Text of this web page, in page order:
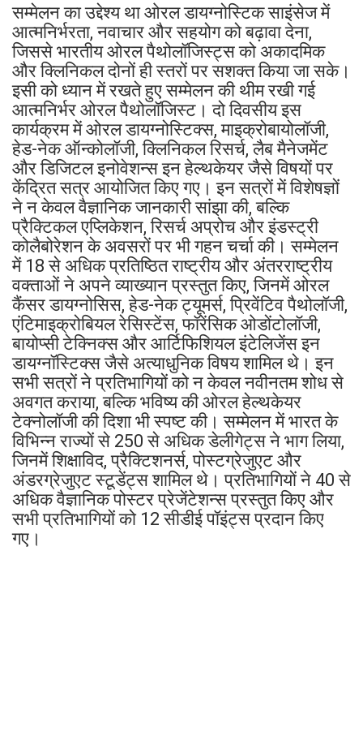
सम्मेलन का उद्देश्य था ओरल डायग्नोस्टिक साइंसेज में
आत्मनिर्भरता, नवाचार और सहयोग को बढ़ावा देना,
जिससे भारतीय ओरल पैथोलॉजिस्ट्स को अकादमिक
और क्लिनिकल दोनों ही स्तरों पर सशक्त किया जा सके।
इसी को ध्यान में रखते हुए सम्मेलन की थीम रखी गई
आत्मनिर्भर ओरल पैथोलॉजिस्ट। दो दिवसीय इस
कार्यक्रम में ओरल डायग्नोस्टिक्स, माइक्रोबायोलॉजी,
हेड-नेक ऑन्कोलॉजी, क्लिनिकल रिसर्च, लैब मैनेजमेंट
और डिजिटल इनोवेशन्स इन हेल्थकेयर जैसे विषयों पर
केंद्रित सत्र आयोजित किए गए। इन सत्रों में विशेषज्ञों
ने न केवल वैज्ञानिक जानकारी सांझा की, बल्कि
प्रैक्टिकल एप्लिकेशन, रिसर्च अप्रोच और इंडस्ट्री
कोलैबोरेशन के अवसरों पर भी गहन चर्चा की। सम्मेलन
में 18 से अधिक प्रतिष्ठित राष्ट्रीय और अंतरराष्ट्रीय
वक्ताओं ने अपने व्याख्यान प्रस्तुत किए, जिनमें ओरल
कैंसर डायग्नोसिस, हेड-नेक ट्यूमर्स, प्रिवेंटिव पैथोलॉजी,
एंटिमाइक्रोबियल रेसिस्टेंस, फॉरेंसिक ओडोंटोलॉजी,
बायोप्सी टेक्निक्स और आर्टिफिशियल इंटेलिजेंस इन
डायग्नॉस्टिक्स जैसे अत्याधुनिक विषय शामिल थे। इन
सभी सत्रों ने प्रतिभागियों को न केवल नवीनतम शोध से
अवगत कराया, बल्कि भविष्य की ओरल हेल्थकेयर
टेक्नोलॉजी की दिशा भी स्पष्ट की। सम्मेलन में भारत के
विभिन्न राज्यों से 250 से अधिक डेलीगेट्स ने भाग लिया,
जिनमें शिक्षाविद, प्रैक्टिशनर्स, पोस्टग्रेजुएट और
अंडरग्रेजुएट स्टूडेंट्स शामिल थे। प्रतिभागियों ने 40 से
अधिक वैज्ञानिक पोस्टर प्रेजेंटेशन्स प्रस्तुत किए और
सभी प्रतिभागियों को 12 सीडीई पॉइंट्स प्रदान किए
गए।